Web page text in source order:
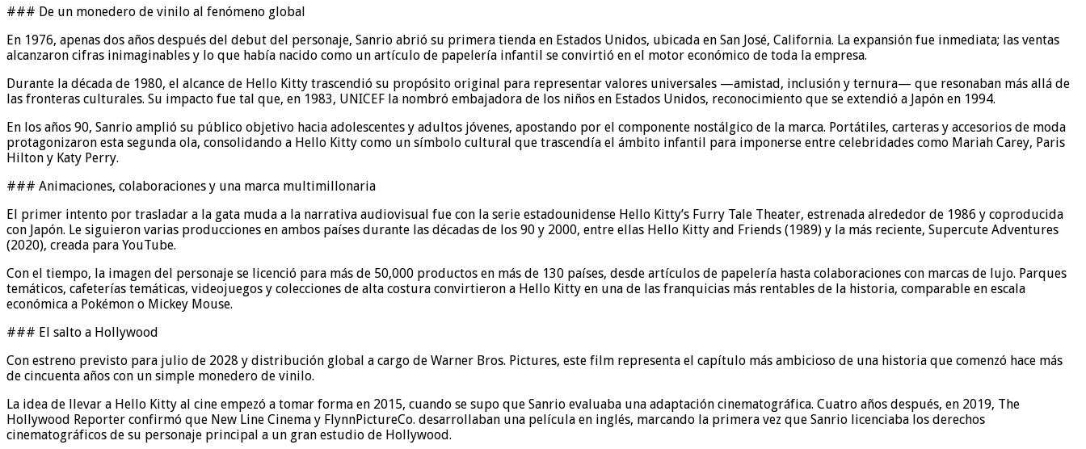
### De un monedero de vinilo al fenómeno global
En 1976, apenas dos años después del debut del personaje, Sanrio abrió su primera tienda en Estados Unidos, ubicada en San José, California. La expansión fue inmediata; las ventas
alcanzaron cifras inimaginables y lo que había nacido como un artículo de papelería infantil se convirtió en el motor económico de toda la empresa.
Durante la década de 1980, el alcance de Hello Kitty trascendió su propósito original para representar valores universales —amistad, inclusión y ternura— que resonaban más allá de
las fronteras culturales. Su impacto fue tal que, en 1983, UNICEF la nombró embajadora de los niños en Estados Unidos, reconocimiento que se extendió a Japón en 1994.
En los años 90, Sanrio amplió su público objetivo hacia adolescentes y adultos jóvenes, apostando por el componente nostálgico de la marca. Portátiles, carteras y accesorios de moda
protagonizaron esta segunda ola, consolidando a Hello Kitty como un símbolo cultural que trascendía el ámbito infantil para imponerse entre celebridades como Mariah Carey, Paris
Hilton y Katy Perry.
### Animaciones, colaboraciones y una marca multimillonaria
El primer intento por trasladar a la gata muda a la narrativa audiovisual fue con la serie estadounidense Hello Kitty’s Furry Tale Theater, estrenada alrededor de 1986 y coproducida
con Japón. Le siguieron varias producciones en ambos países durante las décadas de los 90 y 2000, entre ellas Hello Kitty and Friends (1989) y la más reciente, Supercute Adventures
(2020), creada para YouTube.
Con el tiempo, la imagen del personaje se licenció para más de 50,000 productos en más de 130 países, desde artículos de papelería hasta colaboraciones con marcas de lujo. Parques
temáticos, cafeterías temáticas, videojuegos y colecciones de alta costura convirtieron a Hello Kitty en una de las franquicias más rentables de la historia, comparable en escala
económica a Pokémon o Mickey Mouse.
### El salto a Hollywood
Con estreno previsto para julio de 2028 y distribución global a cargo de Warner Bros. Pictures, este film representa el capítulo más ambicioso de una historia que comenzó hace más
de cincuenta años con un simple monedero de vinilo.
La idea de llevar a Hello Kitty al cine empezó a tomar forma en 2015, cuando se supo que Sanrio evaluaba una adaptación cinematográfica. Cuatro años después, en 2019, The
Hollywood Reporter confirmó que New Line Cinema y FlynnPictureCo. desarrollaban una película en inglés, marcando la primera vez que Sanrio licenciaba los derechos
cinematográficos de su personaje principal a un gran estudio de Hollywood.